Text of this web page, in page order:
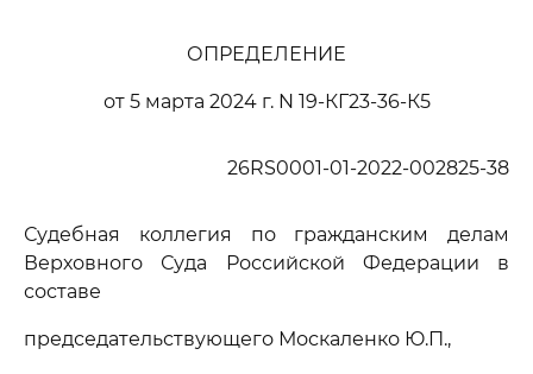
ОПРЕДЕЛЕНИЕ
от 5 марта 2024 г. N 19-КГ23-36-К5
26RS0001-01-2022-002825-38
Судебная коллегия по гражданским делам
Верховного Суда Российской Федерации в
составе
председательствующего Москаленко Ю.П.,